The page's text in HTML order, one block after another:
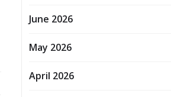
June 2026
May 2026
April 2026